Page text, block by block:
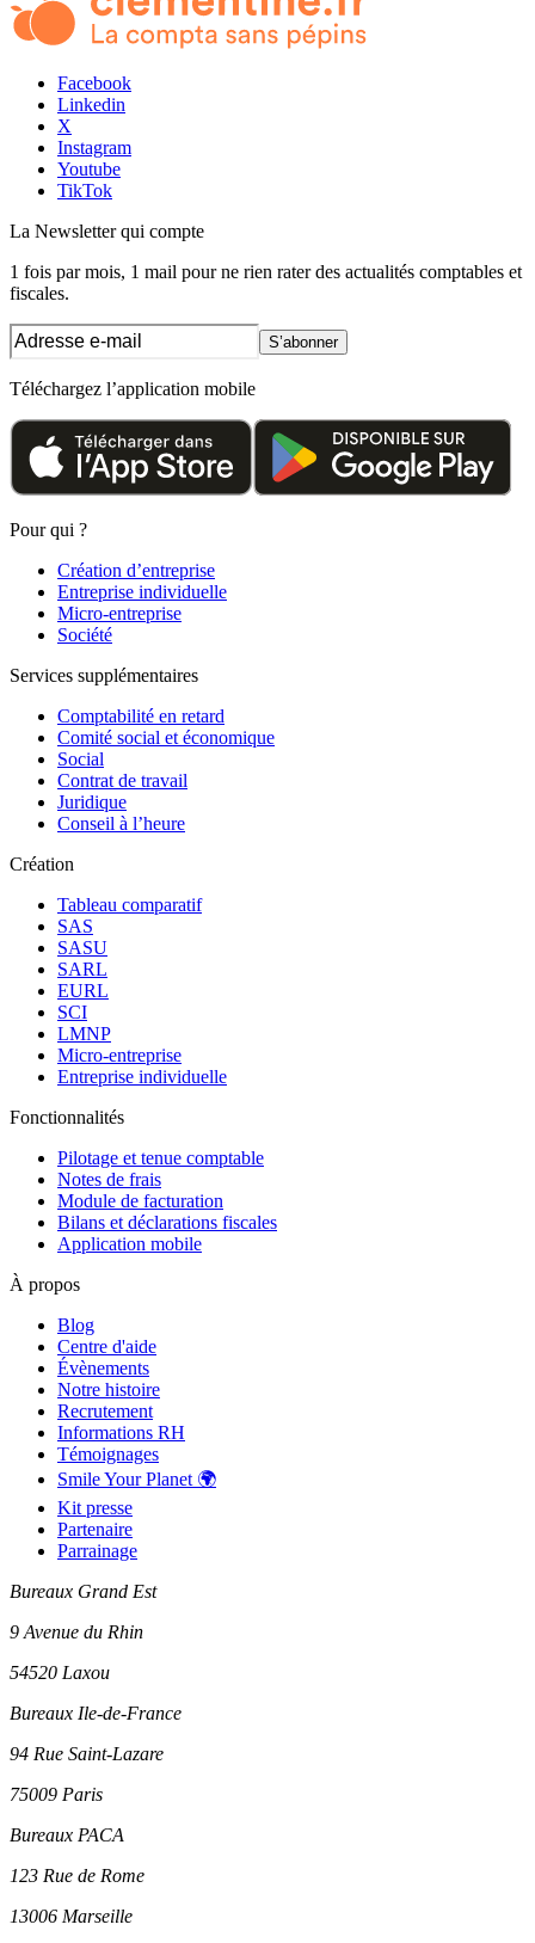
Facebook
Linkedin
X
Instagram
Youtube
TikTok
La Newsletterqui compte
1 fois par mois, 1 mail pour ne rien rater des actualités comptables et
fiscales.
S’abonner
Téléchargez l’application mobile
Pour qui ?
Création d’entreprise
Entreprise individuelle
Micro-entreprise
Société
Services supplémentaires
Comptabilité en retard
Comité social et économique
Social
Contrat de travail
Juridique
Conseil à l’heure
Création
Tableau comparatif
SAS
SASU
SARL
EURL
SCI
LMNP
Micro-entreprise
Entreprise individuelle
Fonctionnalités
Pilotage et tenue comptable
Notes de frais
Module de facturation
Bilans et déclarations fiscales
Application mobile
À propos
Blog
Centre d'aide
Évènements
Notre histoire
Recrutement
Informations RH
Témoignages
Smile Your Planet 🌍
Kit presse
Partenaire
Parrainage
Bureaux Grand Est
9 Avenue du Rhin
54520 Laxou
Bureaux Ile-de-France
94 Rue Saint-Lazare
75009 Paris
Bureaux PACA
123 Rue de Rome
13006 Marseille